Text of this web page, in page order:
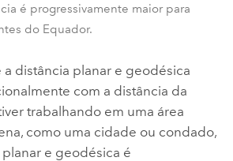
é progressivamente maior para
do Equador.
distância planar e geodésica
com a distância da
trabalhando em uma área
como uma cidade ou condado,
e geodésica é